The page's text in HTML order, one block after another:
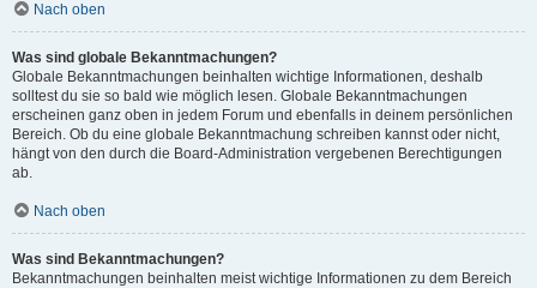
Nach oben
Was sind globale Bekanntmachungen?
Globale Bekanntmachungen beinhalten wichtige Informationen, deshalb
solltest du sie so bald wie möglich lesen. Globale Bekanntmachungen
erscheinen ganz oben in jedem Forum und ebenfalls in deinem persönlichen
Bereich. Ob du eine globale Bekanntmachung schreiben kannst oder nicht,
hängt von den durch die Board-Administration vergebenen Berechtigungen
ab.
Nach oben
Was sind Bekanntmachungen?
Bekanntmachungen beinhalten meist wichtige Informationen zu dem Bereich